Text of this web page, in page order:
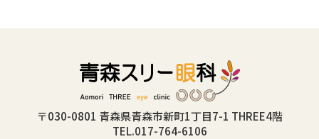
〒030-0801 青森県青森市新町1丁目7-1 THREE4階
TEL.017-764-6106